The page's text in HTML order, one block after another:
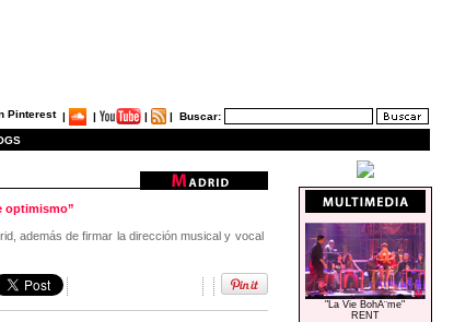
| | | | Buscar:
optimismo”
además de firmar la dirección musical y vocal
"La Vie BohÃ¨me"
RENT